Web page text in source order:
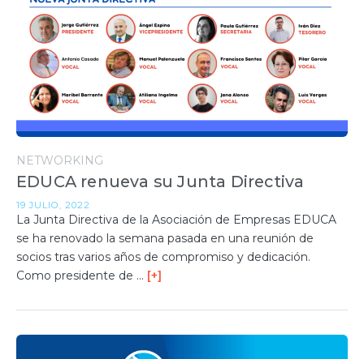
NETWORKING
EDUCA renueva su Junta Directiva
19 JULIO, 2022
La Junta Directiva de la Asociación de Empresas EDUCA
se ha renovado la semana pasada en una reunión de
socios tras varios años de compromiso y dedicación.
Como presidente de … [+]